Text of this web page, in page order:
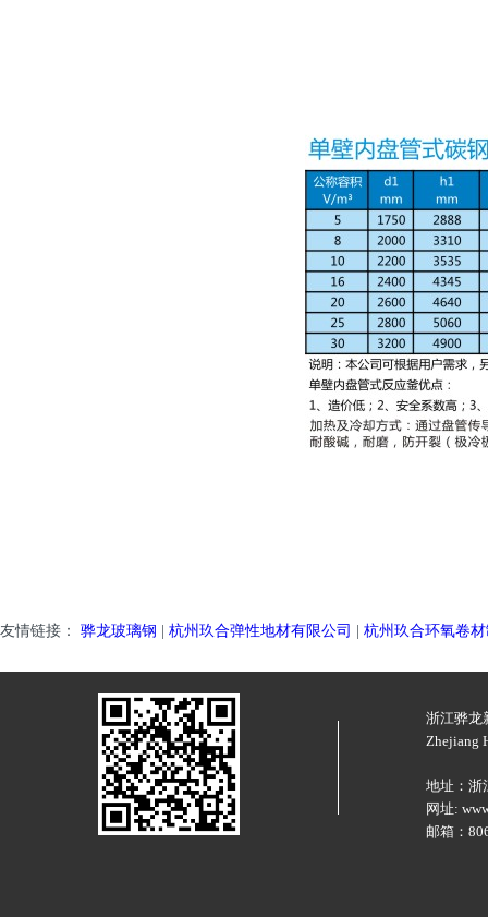
友情链接： 骅龙玻璃钢 杭州玖合弹性地材有限公司 杭州玖合环氧卷
浙江骅龙
Zhejiang
地址：浙
网址:
邮箱：